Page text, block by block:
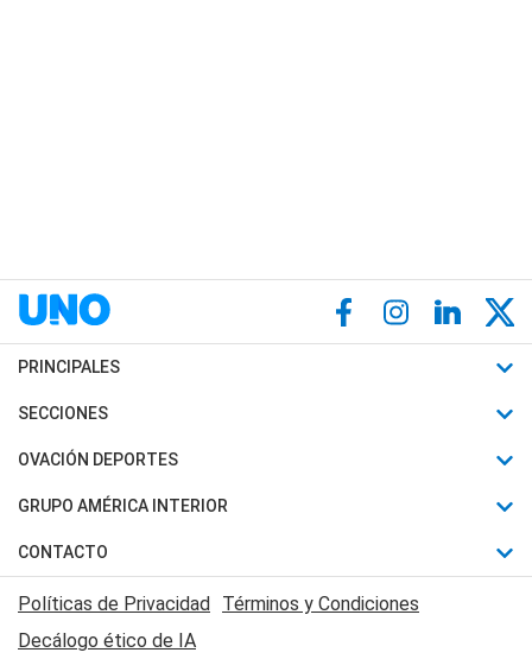
PRINCIPALES
Últimas Noticias
Política
Judiciales
Economia
SECCIONES
Horóscopo
Motores
Trucos caseros
Series y Películas
Edictos y Solicitadas
OVACIÓN DEPORTES
Fútbol
Mundial
Automovilismo
Rugby
GRUPO AMÉRICA INTERIOR
Canal 7 en Vivo
CONTACTO
Acerca de Nosotros
Contactanos
Políticas de Privacidad Términos y Condiciones
Decálogo ético de IA